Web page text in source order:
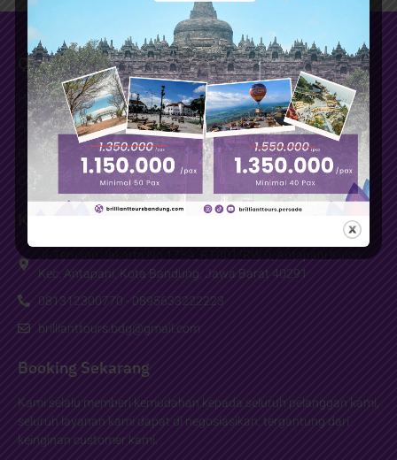
Quick Links
Home
About Us
Destination
Contact
Jl. Terusan Jakarta No.175A, RT.001/RW.0, Antapani Kulon,
Kec. Antapani, Kota Bandung, Jawa Barat 40291
081312300770 - 0895633222223
brillianttours.bdg@gmail.com
Booking Sekarang
Kami selalu memberi kemudahan kepada seluruh pelanggan kami,
seluruh layanan kami dapat di negosiasikan, tergantung dari
keinginan customer kami.